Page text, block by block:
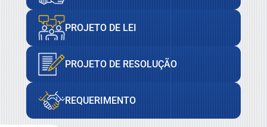
PROJETO DE LEI
PROJETO DE RESOLUÇÃO
REQUERIMENTO